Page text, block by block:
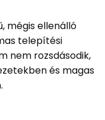
mégis ellenálló
telepítési
nem rozsdásodik,
és magas